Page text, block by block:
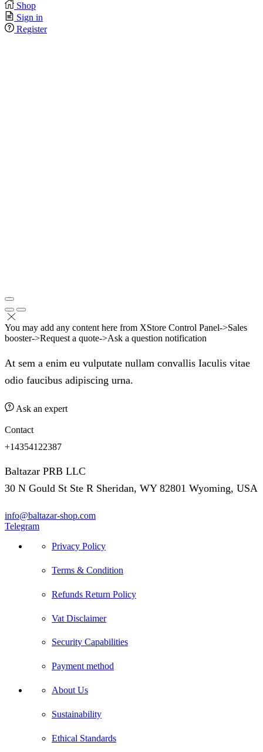
Shop
Sign in
Register
You may add any content here from XStore Control Panel->Sales
booster->Request a quote->Ask a question notification
At sem a enim eu vulputate nullam convallis Iaculis vitae
odio faucibus adipiscing urna.
Ask an expert
Contact
+14354122387
Baltazar PRB LLC
30 N Gould St Ste R Sheridan, WY 82801 Wyoming, USA
info@baltazar-shop.com
Telegram
Privacy Policy
Terms & Condition
Refunds Return Policy
Vat Disclaimer
Security Capabilities
Payment method
About Us
Sustainability
Ethical Standards